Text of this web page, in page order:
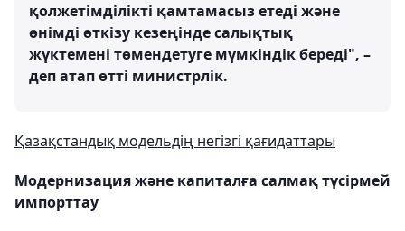
қолжетімділікті қамтамасыз етеді және
өнімді өткізу кезеңінде салықтық
жүктемені төмендетуге мүмкіндік береді", –
деп атап өтті министрлік.
Қазақстандық модельдің негізгі қағидаттары
Модернизация және капиталға салмақ түсірмей
импорттау